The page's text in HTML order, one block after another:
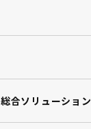
総合ソリューション